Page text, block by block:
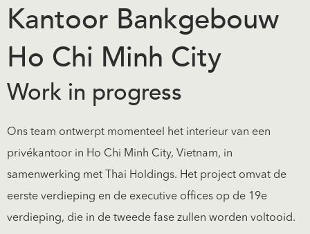
Kantoor Bankgebouw
Ho Chi Minh City
Work in progress
Ons team ontwerpt momenteel het interieur van een
privékantoor in Ho Chi Minh City, Vietnam, in
samenwerking met Thai Holdings. Het project omvat de
eerste verdieping en de executive offices op de 19e
verdieping, die in de tweede fase zullen worden voltooid.